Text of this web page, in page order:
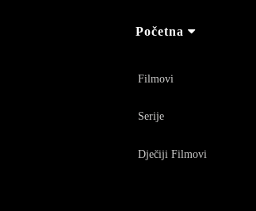
Početna
Filmovi
Serije
Dječiji Filmovi